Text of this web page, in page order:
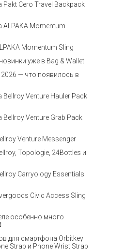
Cero Travel Backpack
ALPAKA Momentum
Momentum Sling
уже в Bag & Wallet
— что появилось в
Venture Hauler Pack
Venture Grab Pack
Venture Messenger
Topologie, 24Bottles и
Carryology Essentials
Civic Access Sling
особенно много
для смартфона Orbitkey
Strap и Phone Wrist Strap